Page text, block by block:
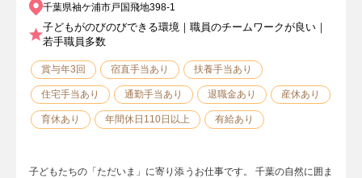
千葉県袖ケ浦市戸国飛地398-1
子どもがのびのびできる環境｜職員のチームワークが良い｜
若手職員多数
賞与年3回 宿直手当あり 扶養手当あり
住宅手当あり 通勤手当あり 退職金あり 産休あり
育休あり 年間休日110日以上 有給あり
子どもたちの「ただいま」に寄り添うお仕事です。 千葉の自然に囲ま